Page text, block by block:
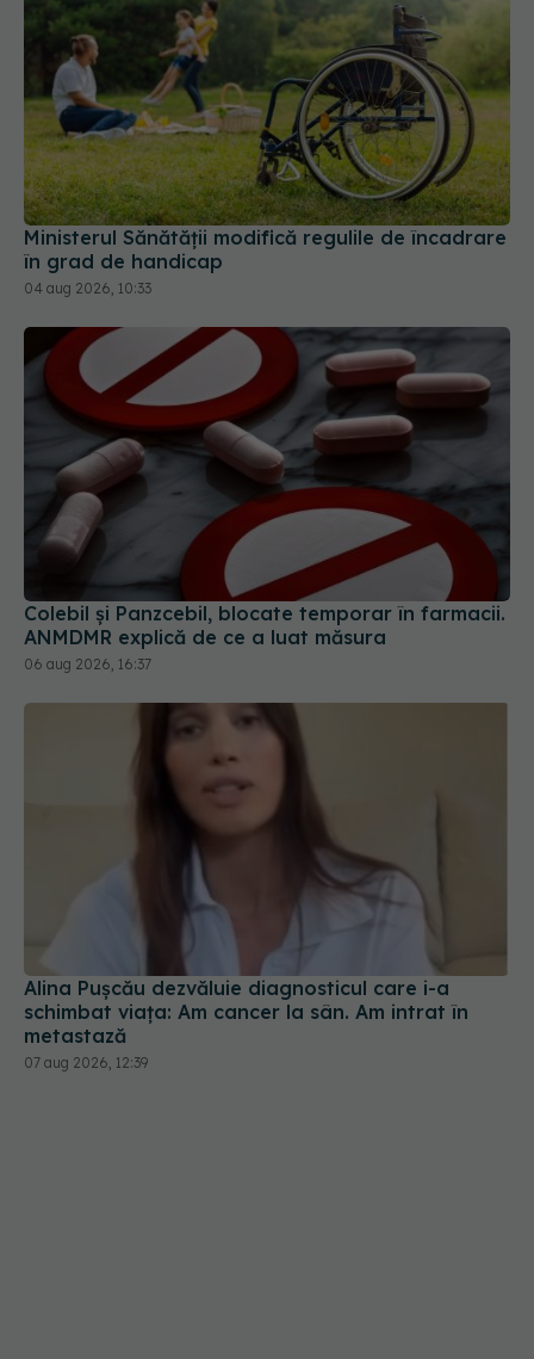
Ministerul Sănătății modifică regulile de încadrare
în grad de handicap
04 aug 2026, 10:33
Colebil și Panzcebil, blocate temporar în farmacii.
ANMDMR explică de ce a luat măsura
06 aug 2026, 16:37
Alina Pușcău dezvăluie diagnosticul care i-a
schimbat viața: Am cancer la sân. Am intrat în
metastază
07 aug 2026, 12:39